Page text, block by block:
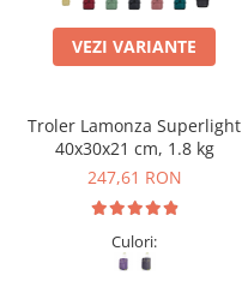
Resigilate
Reduceri bagaje
VEZI VARIANTE
Troler Lamonza Superlight
40x30x21 cm, 1.8 kg
247,61 RON
Culori: